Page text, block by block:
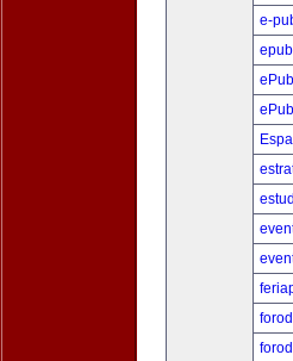
e-